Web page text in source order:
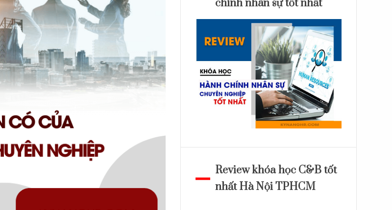
chính nhân sự tốt nhất
Review khóa học C&B tốt
nhất Hà Nội TPHCM